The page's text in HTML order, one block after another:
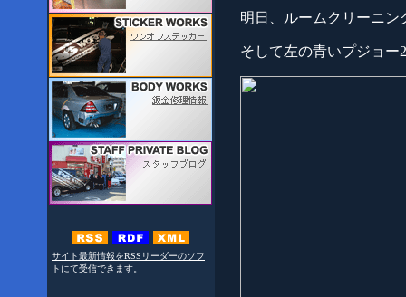
サイト最新情報をRSSリーダーのソフ
トにて受信できます。
明日、ルームクリーニ
そして左の青いプジョー